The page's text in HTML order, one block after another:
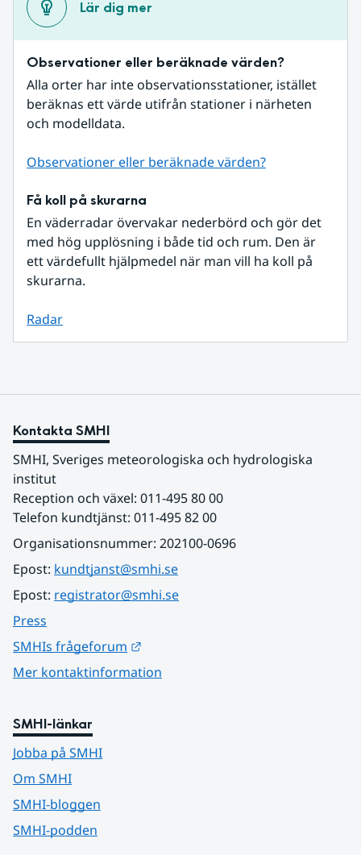
Lär dig mer
Observationer eller beräknade värden?
Alla orter har inte observationsstationer, istället
beräknas ett värde utifrån stationer i närheten
och modelldata.
Observationer eller beräknade värden?
Få koll på skurarna
En väderradar övervakar nederbörd och gör det
med hög upplösning i både tid och rum. Den är
ett värdefullt hjälpmedel när man vill ha koll på
skurarna.
Radar
Kontakta SMHI
SMHI, Sveriges meteorologiska och hydrologiska
institut
Reception och växel: 011-495 80 00
Telefon kundtjänst: 011-495 82 00
Organisationsnummer: 202100-0696
Epost: kundtjanst@smhi.se
Epost: registrator@smhi.se
Press
SMHIs frågeforum
Mer kontaktinformation
SMHI-länkar
Jobba på SMHI
Om SMHI
SMHI-bloggen
SMHI-podden